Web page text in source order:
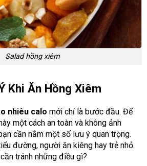
Salad hồng xiêm
Khi Ăn Hồng Xiêm
nhiêu calo mới chỉ là bước đầu. Để
một cách an toàn và không ảnh
cần nắm một số lưu ý quan trọng.
đường, người ăn kiêng hay trẻ nhỏ.
tránh những điều gì?